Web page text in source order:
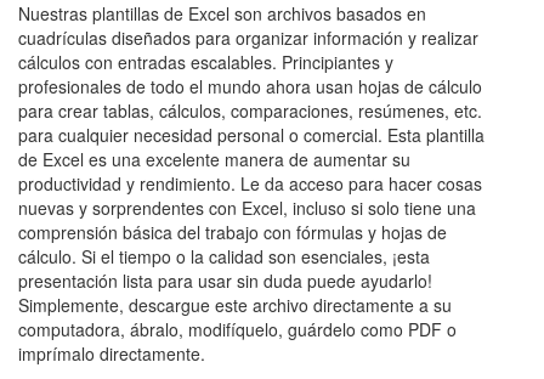
Nuestras plantillas de Excel son archivos basados en
cuadrículas diseñados para organizar información y realizar
cálculos con entradas escalables. Principiantes y
profesionales de todo el mundo ahora usan hojas de cálculo
para crear tablas, cálculos, comparaciones, resúmenes, etc.
para cualquier necesidad personal o comercial. Esta plantilla
de Excel es una excelente manera de aumentar su
productividad y rendimiento. Le da acceso para hacer cosas
nuevas y sorprendentes con Excel, incluso si solo tiene una
comprensión básica del trabajo con fórmulas y hojas de
cálculo. Si el tiempo o la calidad son esenciales, ¡esta
presentación lista para usar sin duda puede ayudarlo!
Simplemente, descargue este archivo directamente a su
computadora, ábralo, modifíquelo, guárdelo como PDF o
imprímalo directamente.